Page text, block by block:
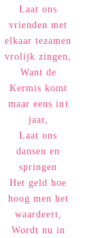
Laat ons
vrienden met
elkaar tezamen
vrolijk zingen,
Want de
Kermis komt
maar eens int
jaar,
Laat ons
dansen en
springen
Het geld hoe
hoog men het
waardeert,
Wordt nu in